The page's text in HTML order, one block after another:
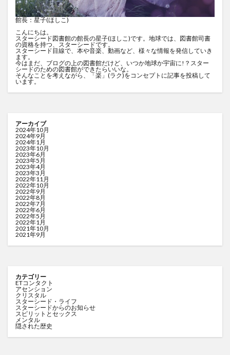
館長：星子(ほしこ)
こんにちは。
スターシード図書館の館長の星子(ほしこ)です。地球では、図書館司書
の資格を持つ、スターシードです。
スターシード目線で、本や音楽、動画など、様々な情報を発信していき
ます。
今はまだ、ブログの上の図書館だけど、いつか地球か宇宙に!？スター
シードのための図書館ができたらいいな。
そんなことを考えながら、「楽」(ラク)をコンセプトに記事を投稿して
います。
アーカイブ
2024年10月
2024年9月
2024年1月
2023年10月
2023年6月
2023年5月
2023年4月
2023年3月
2022年11月
2022年10月
2022年9月
2022年8月
2022年7月
2022年6月
2022年5月
2022年1月
2021年10月
2021年9月
カテゴリー
ETコンタクト
アセンション
クリスタル
スターシード・ライフ
スターシードからのお知らせ
スピリットとセックス
メンタル
隠された歴史